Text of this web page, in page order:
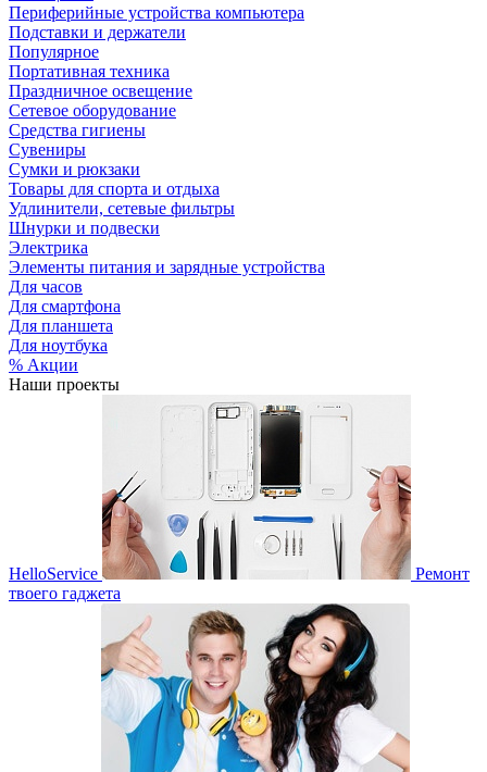
Периферийные устройства компьютера
Подставки и держатели
Популярное
Портативная техника
Праздничное освещение
Сетевое оборудование
Средства гигиены
Сувениры
Сумки и рюкзаки
Товары для спорта и отдыха
Удлинители, сетевые фильтры
Шнурки и подвески
Электрика
Элементы питания и зарядные устройства
Для часов
Для смартфона
Для планшета
Для ноутбука
% Акции
Наши проекты
HelloService
Ремонт
твоего гаджета